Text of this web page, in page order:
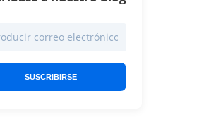
SUSCRIBIRSE